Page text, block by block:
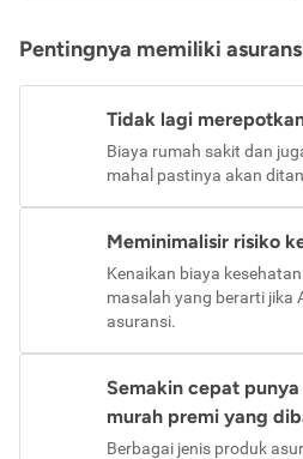
Pentingnya memiliki
Tidak lagi
Biaya rumah sakit dan
mahal pastinya akan
Meminimalisir risiko
Kenaikan biaya
masalah yang berarti jika
asuransi.
Semakin cepat punya
murah premi yang
Berbagai jenis produk